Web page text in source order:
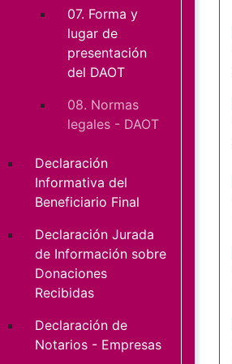
07. Forma y
lugar de
presentación
del DAOT
08. Normas
legales - DAOT
Declaración
Informativa del
Beneficiario Final
Declaración Jurada
de Información sobre
Donaciones
Recibidas
Declaración de
Notarios - Empresas